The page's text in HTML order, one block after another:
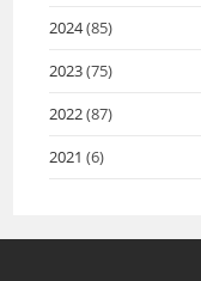
2024(85)
2023(75)
2022(87)
2021 (6)